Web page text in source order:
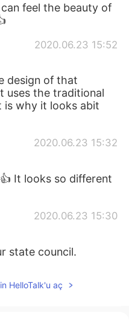
feel the beauty of
2020.06.23 15:52
design of that
uses the traditional
is why it looks abit
2020.06.23 15:32
It looks so different
2020.06.23 15:30
state council.
HelloTalk'u aç